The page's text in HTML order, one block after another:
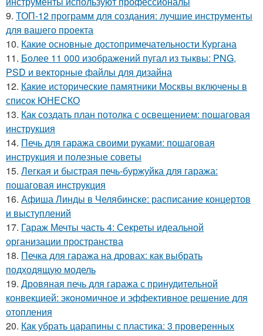
9. ТОП-12 программ для создания: лучшие инструменты
для вашего проекта
10. Какие основные достопримечательности Кургана
11. Более 11 000 изображений пугал из тыквы: PNG,
PSD и векторные файлы для дизайна
12. Какие исторические памятники Москвы включены в
список ЮНЕСКО
13. Как создать план потолка с освещением: пошаговая
инструкция
14. Печь для гаража своими руками: пошаговая
инструкция и полезные советы
15. Легкая и быстрая печь-буржуйка для гаража:
пошаговая инструкция
16. Афиша Линды в Челябинске: расписание концертов
и выступлений
17. Гараж Мечты часть 4: Секреты идеальной
организации пространства
18. Печка для гаража на дровах: как выбрать
подходящую модель
19. Дровяная печь для гаража с принудительной
конвекцией: экономичное и эффективное решение для
отопления
20. Как убрать царапины с пластика: 3 проверенных